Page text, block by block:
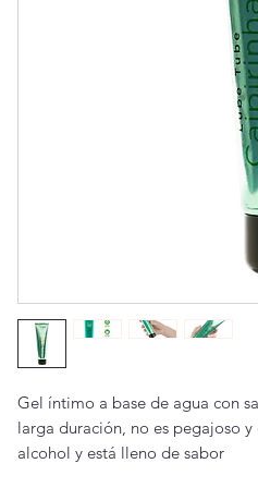
Gel íntimo a base de agua con
larga duración, no es pegajoso
alcohol y está lleno de sabor